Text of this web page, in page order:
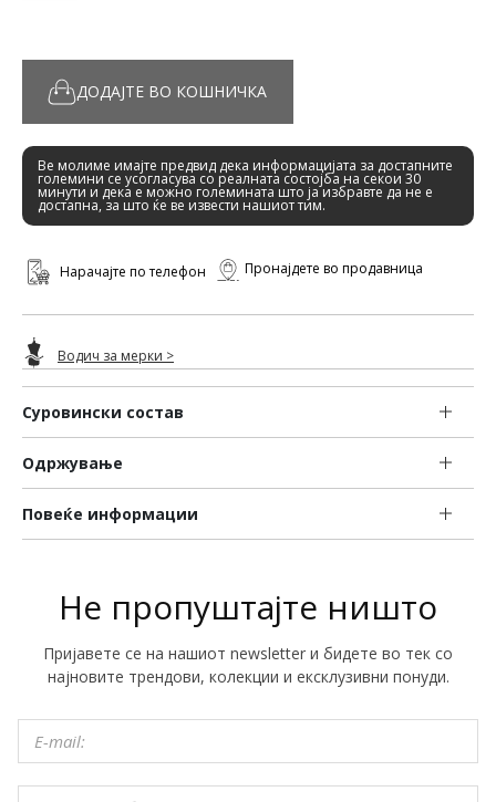
Суровински состав
Одржување
Повеќе информации
ДОДАЈТЕ ВО КОШНИЧКА
Ве молиме имајте предвид дека информацијата за достапните
големини се усогласува со реалната состојба на секои 30
минути и дека е можно големината што ја избравте да не е
достапна, за што ќе ве извести нашиот тим.
Нарачајте по телефон Пронајдете во продавница
Водич за мерки >
Не пропуштајте ништо
Пријавете се на нашиот newsletter и бидете во тек со
најновите трендови, колекции и ексклузивни понуди.